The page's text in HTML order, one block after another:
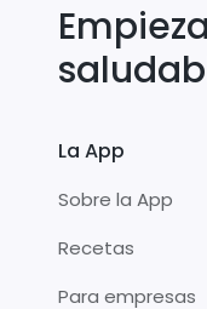
La App
Sobre la App
Recetas
Para empresas